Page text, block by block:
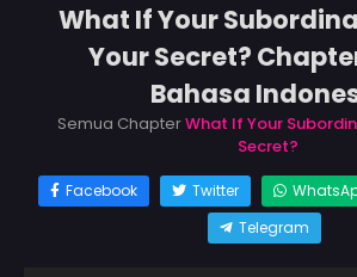
What If Your
Your Secret?
Bahasa
Semua ChapterWhat If Your
Secret?
Facebook Twitter
Telegram